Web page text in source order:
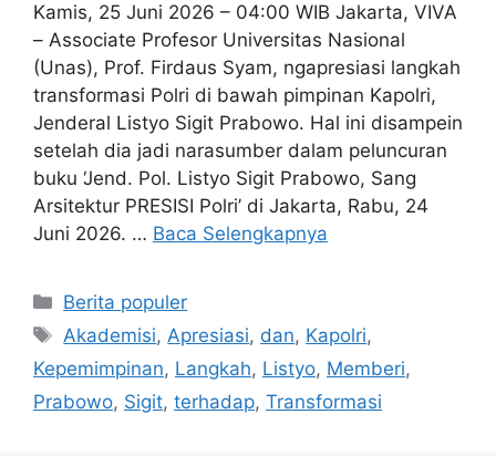
Kamis, 25 Juni 2026 – 04:00 WIB Jakarta, VIVA
– Associate Profesor Universitas Nasional
(Unas), Prof. Firdaus Syam, ngapresiasi langkah
transformasi Polri di bawah pimpinan Kapolri,
Jenderal Listyo Sigit Prabowo. Hal ini disampein
setelah dia jadi narasumber dalam peluncuran
buku ‘Jend. Pol. Listyo Sigit Prabowo, Sang
Arsitektur PRESISI Polri’ di Jakarta, Rabu, 24
Juni 2026. … Baca Selengkapnya
Kategori
Berita populer
Tag
Akademisi,Apresiasi, dan, Kapolri,
Kepemimpinan, Langkah, Listyo, Memberi,
Prabowo, Sigit, terhadap, Transformasi